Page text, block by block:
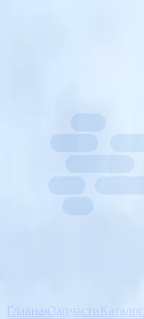
Главная Запчасти Каталог